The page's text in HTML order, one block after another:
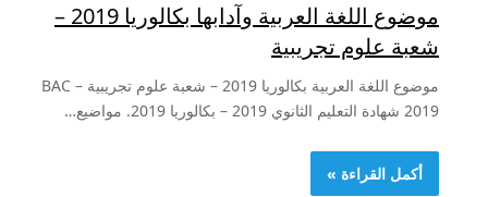
موضوع اللغة العربية وآدابها بكالوريا 2019 –
شعبة علوم تجريبية
موضوع اللغة العربية بكالوريا 2019 – شعبة علوم تجريبية – BAC
2019 شهادة التعليم الثانوي 2019 – بكالوريا 2019. مواضيع…
أكمل القراءة »